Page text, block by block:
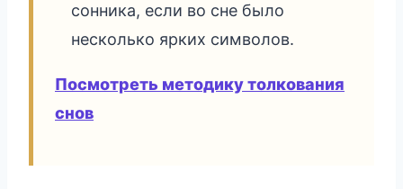
сонника, если во сне было
несколько ярких символов.
Посмотреть методику толкования
снов